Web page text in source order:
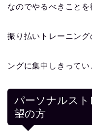
なのでやるべきこと
振り払いトレーニン
ングに集中しきって
パーソナルス
望の方